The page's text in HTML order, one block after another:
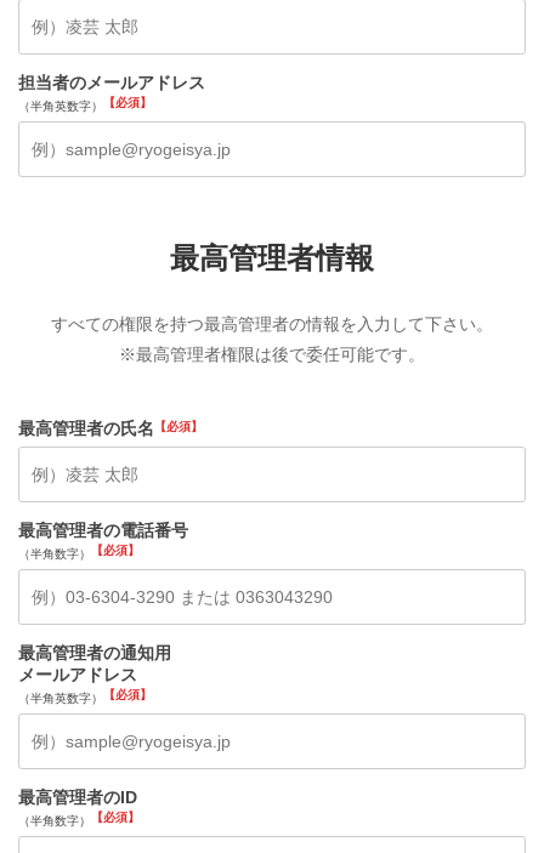
担当者のメールアドレス
（半角英数字）
最高管理者情報
すべての権限を持つ最高管理者の情報を入力して下さい。
※最高管理者権限は後で委任可能です。
最高管理者の氏名
最高管理者の電話番号
（半角数字）
最高管理者の通知用
メールアドレス
（半角英数字）
最高管理者のID
（半角数字）